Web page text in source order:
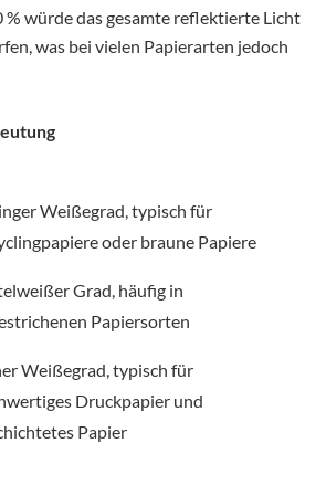
würde das gesamte reflektierte Licht
was bei vielen Papierarten jedoch
Weißegrad, typisch für
oder braune Papiere
Grad, häufig in
Papiersorten
Weißegrad, typisch für
Druckpapier und
Papier